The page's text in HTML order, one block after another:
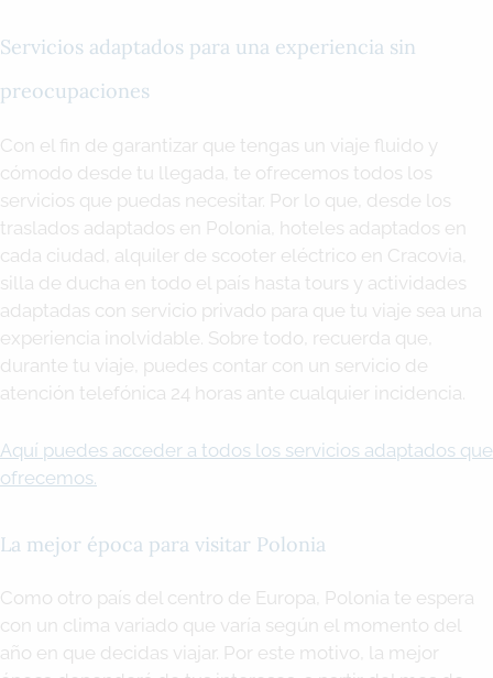
Servicios adaptados para una experiencia sin
preocupaciones
Con el fin de garantizar que tengas un viaje fluido y
cómodo desde tu llegada, te ofrecemos todos los
servicios que puedas necesitar. Por lo que, desde los
traslados adaptados en Polonia, hoteles adaptados en
cada ciudad, alquiler de scooter eléctrico en Cracovia,
silla de ducha en todo el país hasta tours y actividades
adaptadas con servicio privado para que tu viaje sea una
experiencia inolvidable. Sobre todo, recuerda que,
durante tu viaje, puedes contar con un servicio de
atención telefónica 24 horas ante cualquier incidencia.
Aquí puedes acceder a todos los servicios adaptados que
ofrecemos.
La mejor época para visitar Polonia
Como otro país del centro de Europa, Polonia te espera
con un clima variado que varía según el momento del
año en que decidas viajar. Por este motivo, la mejor